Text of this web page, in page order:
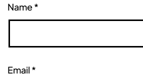
Name*
Email *